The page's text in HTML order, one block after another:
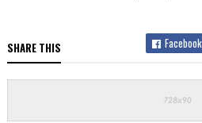
SHARE THIS Facebook